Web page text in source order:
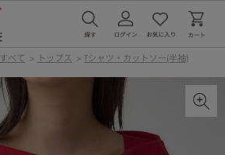
すべて > トップス > Tシャツ・カットソー(半袖)